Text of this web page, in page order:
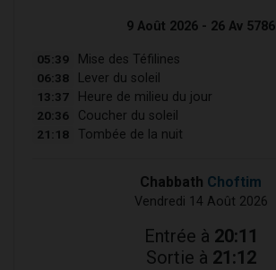
9 Août 2026 - 26 Av 5786
05:39 Mise des Téfilines
06:38 Lever du soleil
13:37 Heure de milieu du jour
20:36 Coucher du soleil
21:18 Tombée de la nuit
Chabbath Choftim
Vendredi 14 Août 2026
Entrée à 20:11
Sortie à 21:12